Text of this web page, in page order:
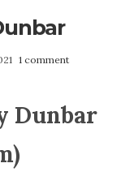
1 comment
Dunbar